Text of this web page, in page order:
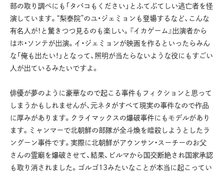
部の取り調べにも「タバコもください」とふてぶてしい逃亡者を怪
演しています。“梨泰院”のユ・ジェミョンも登場するなど、こんな
有名人が！と驚きつつ見るのも楽しい。『イカゲーム』出演者から
はホ・ソンテが出演。イ・ジェミョンが映画を作るといったらみん
な「俺も出たい！」となって、照明が当たらないような役にもすごい
人が出ているみたいですよ。
俳優が夢のように豪華なので起こる事件もフィクションと思って
しまうかもしれませんが、元ネタがすべて現実の事件なので作品
に厚みがあります。クライマックスの爆破事件にもモデルがあり
ます。ミャンマーで北朝鮮の部隊が全斗煥を暗殺しようとしたラ
ングーン事件です。実際に北朝鮮がアウンサン・スーチーのお父
さんの霊廟を爆破させて、結果、ビルマから国交断絶され国家承認
も取り消されました。ゴルゴ13みたいなことが本当に起こってい